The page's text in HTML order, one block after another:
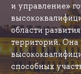
и управление»
области
территорий. Она
способных